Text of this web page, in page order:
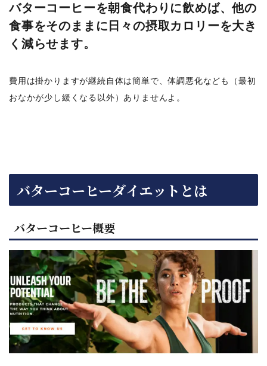
バターコーヒーを朝食代わりに飲めば、他の
食事をそのままに日々の摂取カロリーを大き
く減らせます。
費用は掛かりますが継続自体は簡単で、体調悪化なども（最初
おなかが少し緩くなる以外）ありませんよ。
バターコーヒーダイエットとは
バターコーヒー概要